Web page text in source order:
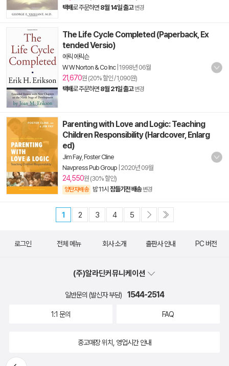
택배로 주문하면 8월 14일 출고 변경
The Life Cycle Completed (Paperback, Ex
tended Versio)
에릭 에릭슨
W W Norton & Co Inc| 1998년 06월
21,670원 (20% 할인 / 1,090원)
택배로 주문하면 8월 21일 출고 변경
Parenting with Love and Logic: Teaching
Children Responsibility (Hardcover, Enlarg
ed)
Jim Fay, Foster Cline
Navpress Pub Group 2020년 09월
24,550원 (30% 할인)
양탄자배송 밤 11시 잠들기전 배송 변경
1 2 3 4 5
뒤로가
로그인 전체 메뉴 회사 소개 출판사 안내 PC 버전
(주)알라딘커뮤니케이션
일반문의 (발신자 부담) 1544-2514
1:1 문의 FAQ
중고매장 위치, 영업시간 안내